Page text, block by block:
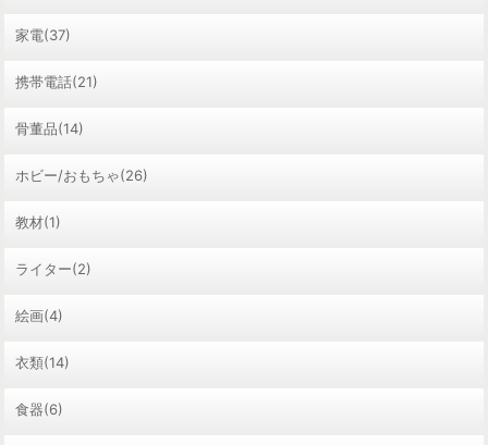
家電(37)
携帯電話(21)
骨董品(14)
ホビー/おもちゃ(26)
教材(1)
ライター(2)
絵画(4)
衣類(14)
食器(6)